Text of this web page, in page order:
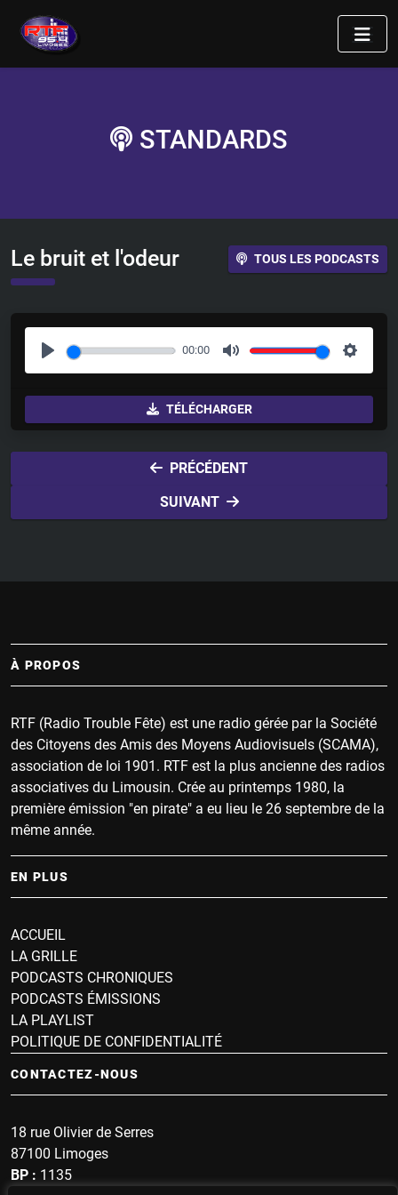
STANDARDS
Le bruit et l'odeur TOUS LES PODCASTS
P
l
00:00
M
u
t
S
e
TÉLÉCHARGER
PRÉCÉDENT
SUIVANT
À PROPOS
RTF (Radio Trouble Fête) est une radio gérée par la Société
des Citoyens des Amis des Moyens Audiovisuels (SCAMA),
association de loi 1901. RTF est la plus ancienne des radios
associatives du Limousin. Crée au printemps 1980, la
première émission "en pirate" a eu lieu le 26 septembre de la
même année.
EN PLUS
ACCUEIL
LA GRILLE
PODCASTS CHRONIQUES
PODCASTS ÉMISSIONS
LA PLAYLIST
POLITIQUE DE CONFIDENTIALITÉ
CONTACTEZ-NOUS
18 rue Olivier de Serres
87100 Limoges
BP : 1135